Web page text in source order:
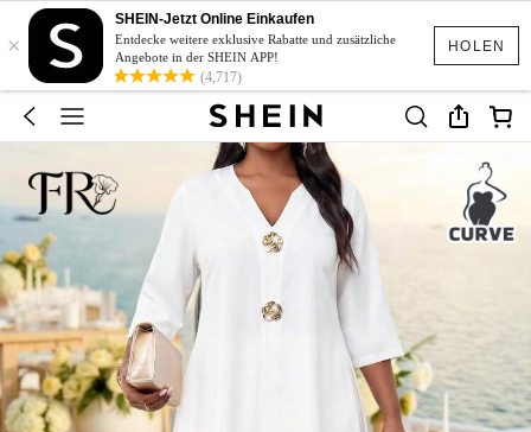
HOLEN
×
SHEIN-Jetzt Online Einkaufen
Entdecke weitere exklusive Rabatte und zusätzliche
Angebote in der SHEIN APP!
(4,717)